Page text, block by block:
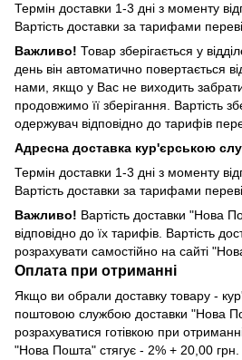
Термін доставки 1-3 дні з моменту
Вартість доставки за тарифами
Важливо! Товар зберігається у
день він автоматично повертається
нами, якщо у Вас не виходить
продовжимо її зберігання. Вартість
одержувач відповідно до тарифів
Адресна доставка кур'єрською
Термін доставки 1-3 дні з моменту
Вартість доставки за тарифами
Важливо! Вартість доставки "Нова
відповідно до їх тарифів. Вартість
розрахувати самостійно на сайті
Оплата при отриманні
Якщо ви обрали доставку товару -
поштовою службою доставки "Нова
розрахуватися готівкою при
"Нова Пошта" стягує - 2% + 20,00 грн.